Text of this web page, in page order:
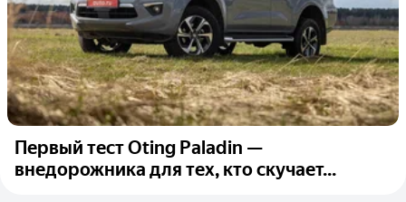
Первый тест Oting Paladin —
внедорожника для тех, кто скучает...